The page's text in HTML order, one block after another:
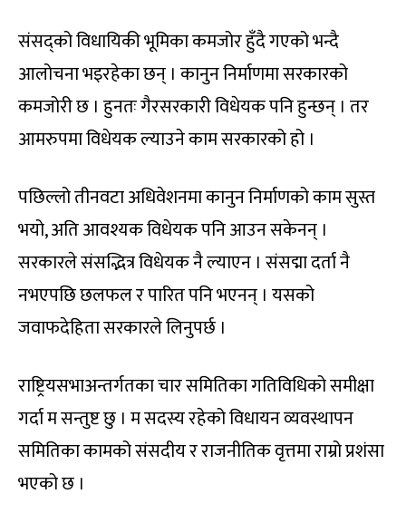
संसद्को विधायिकी भूमिका कमजोर हुँदै गएको भन्दै
आलोचना भइरहेका छन् । कानुन निर्माणमा सरकारको
कमजोरी छ । हुनतः गैरसरकारी विधेयक पनि हुन्छन् । तर
आमरुपमा विधेयक ल्याउने काम सरकारको हो ।
पछिल्लो तीनवटा अधिवेशनमा कानुन निर्माणको काम सुस्त
भयो, अति आवश्यक विधेयक पनि आउन सकेनन् ।
सरकारले संसद्भित्र विधेयक नै ल्याएन । संसद्मा दर्ता नै
नभएपछि छलफल र पारित पनि भएनन् । यसको
जवाफदेहिता सरकारले लिनुपर्छ ।
राष्ट्रियसभाअन्तर्गतका चार समितिका गतिविधिको समीक्षा
गर्दा म सन्तुष्ट छु । म सदस्य रहेको विधायन व्यवस्थापन
समितिका कामको संसदीय र राजनीतिक वृत्तमा राम्रो प्रशंसा
भएको छ ।